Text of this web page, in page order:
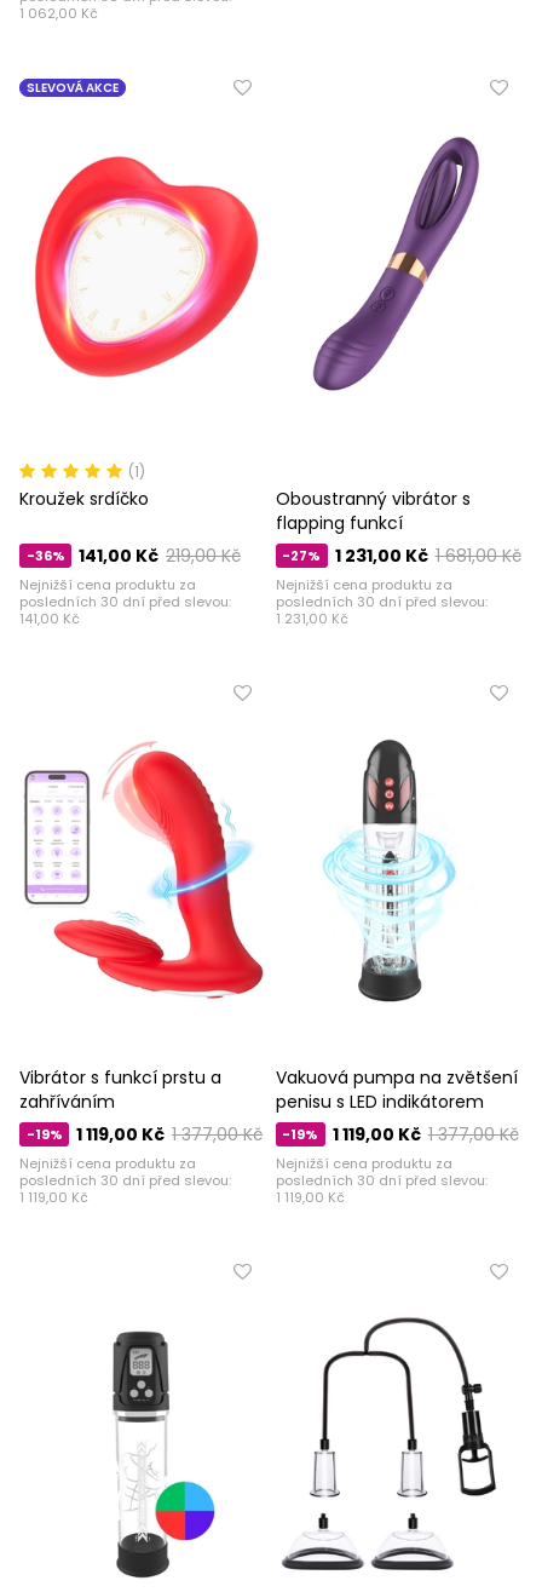
1 062,00 Kč
SLEVOVÁ AKCE
(1)
Kroužek srdíčko
-36% 219,00 Kč
141,00 Kč
Nejnižší cena produktu za
posledních 30 dní před slevou:
141,00 Kč
Oboustranný vibrátor s
flapping funkcí
-27% 1 681,00 Kč
1 231,00 Kč
Nejnižší cena produktu za
posledních 30 dní před slevou:
1 231,00 Kč
Vibrátor s funkcí prstu a
zahříváním
-19% 1 377,00 Kč
1 119,00 Kč
Nejnižší cena produktu za
posledních 30 dní před slevou:
1 119,00 Kč
Vakuová pumpa na zvětšení
penisu s LED indikátorem
-19% 1 377,00 Kč
1 119,00 Kč
Nejnižší cena produktu za
posledních 30 dní před slevou:
1 119,00 Kč